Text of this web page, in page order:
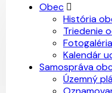
Obec
História
Triedenie
Fotogaléria
Kalendár
Samospráva
Územný